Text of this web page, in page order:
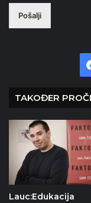
Pošalji
TAKOĐER
Lauc:Edukacija